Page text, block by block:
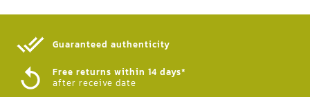
Guaranteed authenticity​
Free returns within 14 days*
after receive date